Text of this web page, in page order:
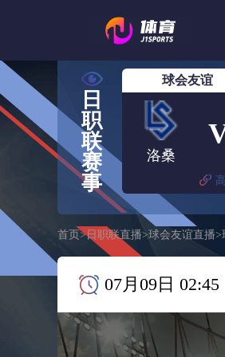
日
职
联
赛
事
球会友谊
洛桑
首页 >日职联直播>球会友谊直播>
07月09日 02:45